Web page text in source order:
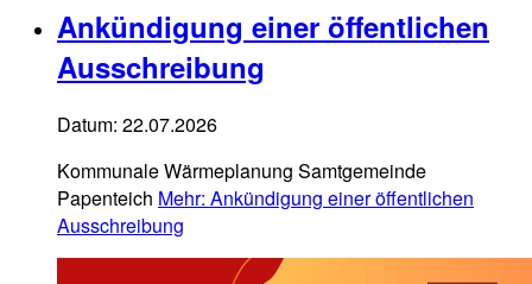
Ankündigung einer öffentlichen
Ausschreibung
Datum: 22.07.2026
Kommunale Wärmeplanung Samtgemeinde
Papenteich Mehr: Ankündigung einer öffentlichen
Ausschreibung